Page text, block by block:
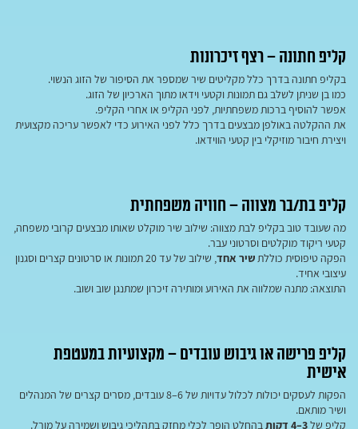
קליפ חתונה – רצף זיכרונות
בקליפ חתונה בדרך כלל מקליטים שיר שמספר את הסיפור של הזוג הנשוי.
כמו בן שניתן לשלב גם תמונות וקטעי וידאו מתוך הארכיון של הזוג.
אפשר להוסיף ברכות משפחתיות, לפני הקליפ או אחרי הקליפ.
את ההקלטה באולפן מבצעים בדרך כלל לפני האירוע כדי לאפשר עריכה מקצועית
ויצירת חיבור מוזיקלי בין קטעי הווידאו.
קליפ בת/בר מצווה – חוויה משפחתית
מה שעובד טוב בקליפ לבת מצווה: שילוב שיר מוקלט שאותו מבצעים קרובי משפחה,
קטעי ריקוד מוקלטים וסרטוני עבר.
הפקה טיפוסית כוללתשיר אחד
, שילוב של עד 20 תמונות או סרטונים קצרים וסגנון
עיצובי אחיד.
התוצאה: מתנה שמלווה את האירוע ומותירה זיכרון שמתנגן שוב ושוב.
קליפ פרישה או גיבוש עובדים – מקצועיות במעטפת
אישית
הפקות לעסקים יכולות לכלול עדויות של 6–8 עובדים, מסרים קצרים של המנהלים
ושיר מותאם.
קליפ של3–4 דקות בהחלט הופך לכלי מחזק בתהליכי גיבוש ושמירה על מורל.